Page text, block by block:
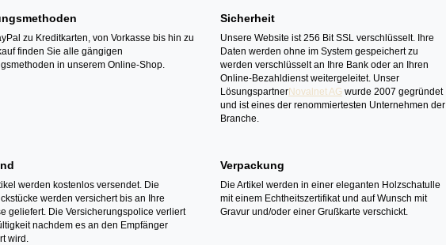
zu Kreditkarten, von Vorkasse bis hin zu
finden Sie alle gängigen
in unserem Online-Shop.
Sicherheit
Unsere Website ist 256 Bit SSL verschlüsselt. Ihre
Daten werden ohne im System gespeichert zu
werden verschlüsselt an Ihre Bank oder an Ihren
Online-Bezahldienst weitergeleitet. Unser
LösungspartnerNovalnet AG wurde 2007 gegründet
und ist eines der renommiertesten Unternehmen der
Branche.
werden kostenlos versendet. Die
werden versichert bis an Ihre
geliefert. Die Versicherungspolice verliert
nachdem es an den Empfänger
wird.
Verpackung
Die Artikel werden in einer eleganten Holzschatulle
mit einem Echtheitszertifikat und auf Wunsch mit
Gravur und/oder einer Grußkarte verschickt.